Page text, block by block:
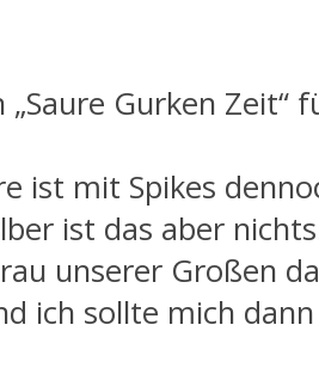
Gurken Zeit“
ist mit Spikes
ist das aber
unserer Großen
ich sollte mich